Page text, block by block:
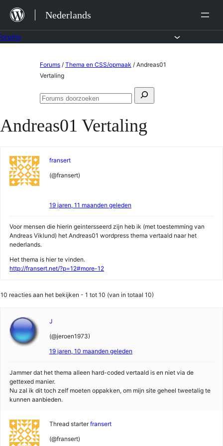
naar
de
Nederlands
Forums / Thema en CSS/opmaak / Andreas01
Vertaling
Zoeken
Forums
Andreas01 Vertaling
fransert
(@fransert)
19 jaren, 11 maanden geleden
Voor mensen die hierin geintersseerd zijn heb ik (met toestemming van
Andreas Viklund) het Andreas01 wordpress thema vertaald naar het
nederlands.
Het thema is hier te vinden.
http://fransert.net/?p=12#more-12
10 reacties aan het bekijken - 1 tot 10 (van in totaal 10)
J
(@jeroen1973)
19 jaren, 10 maanden geleden
Jammer dat het thema alleen hard-coded vertaald is en niet via de
gettexed manier.
Nu zal ik dit toch zelf moeten oppakken, om mijn site geheel tweetalig te
kunnen aanbieden.
Thread starter fransert
(@fransert)